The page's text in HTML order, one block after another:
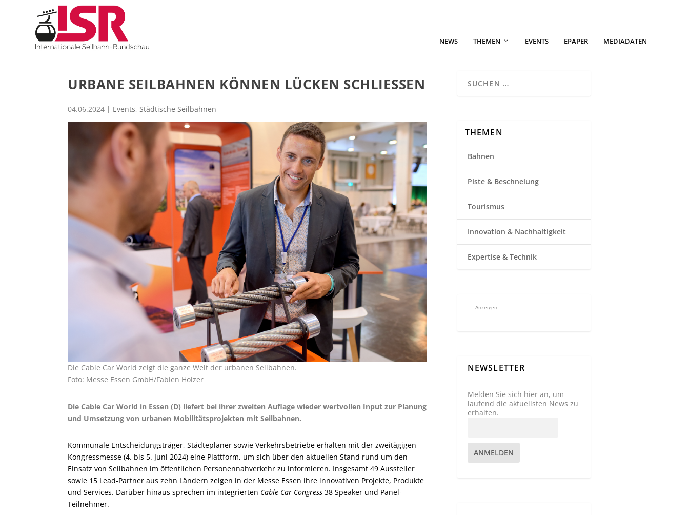
NEWS THEMEN EVENTS EPAPER MEDIADATEN
URBANE SEILBAHNEN KÖNNEN LÜCKEN SCHLIESSEN
04.06.2024 | Events, Städtische Seilbahnen
Die Cable Car World zeigt die ganze Welt der urbanen Seilbahnen.
Foto: Messe Essen GmbH/Fabien Holzer
Die Cable Car World in Essen (D) liefert bei ihrer zweiten Auflage wieder wertvollen Input zur Planung
und Umsetzung von urbanen Mobilitätsprojekten mit Seilbahnen.
Kommunale Entscheidungsträger, Städteplaner sowie Verkehrsbetriebe erhalten mit der zweitägigen
Kongressmesse (4. bis 5. Juni 2024) eine Plattform, um sich über den aktuellen Stand rund um den
Einsatz von Seilbahnen im öffentlichen Personennahverkehr zu informieren. Insgesamt 49 Aussteller
sowie 15 Lead-Partner aus zehn Ländern zeigen in der Messe Essen ihre innovativen Projekte, Produkte
und Services. Darüber hinaus sprechen im integrierten Cable Car Congress 38 Speaker und Panel-
Teilnehmer.
THEMEN
Bahnen
Piste & Beschneiung
Tourismus
Innovation & Nachhaltigkeit
Expertise & Technik
Anzeigen
NEWSLETTER
Melden Sie sich hier an, um
laufend die aktuellsten News zu
erhalten.
ANMELDEN